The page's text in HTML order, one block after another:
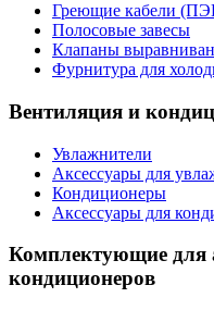
Греющие кабели
Полосовые завесы
Клапаны
Фурнитура для
Вентиляция и
Увлажнители
Аксессуары для
Кондиционеры
Аксессуары для
Комплектующие для
кондиционеров